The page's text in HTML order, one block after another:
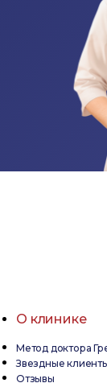
О клинике
Метод доктора
Звездные
Отзывы